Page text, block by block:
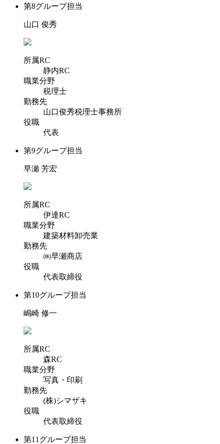
第8グループ担当
山口 俊秀
所属RC
静内RC
職業分野
税理士
勤務先
山口俊秀税理士事務所
役職
代表
第9グループ担当
早瀬 芳宏
所属RC
伊達RC
職業分野
建築材料卸売業
勤務先
㈱早瀬商店
役職
代表取締役
第10グループ担当
嶋崎 修一
所属RC
森RC
職業分野
写真・印刷
勤務先
(株)シマザキ
役職
代表取締役
第11グループ担当